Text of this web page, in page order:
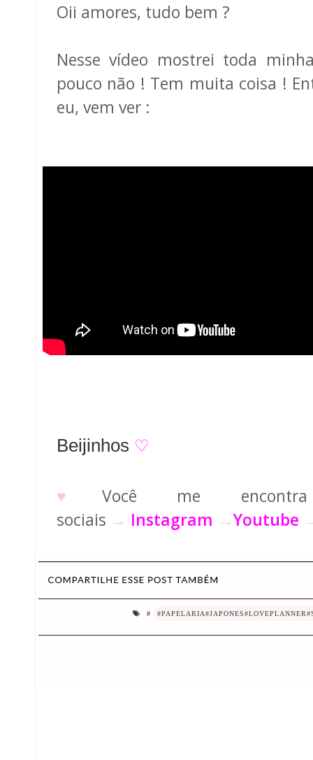
Oii amores, tudo bem ?
Nesse vídeo mostrei toda
pouco não ! Tem muita coisa !
eu, vem ver :
Beijinhos ♡
♥Você me
sociais → Instagram →Youtube
#